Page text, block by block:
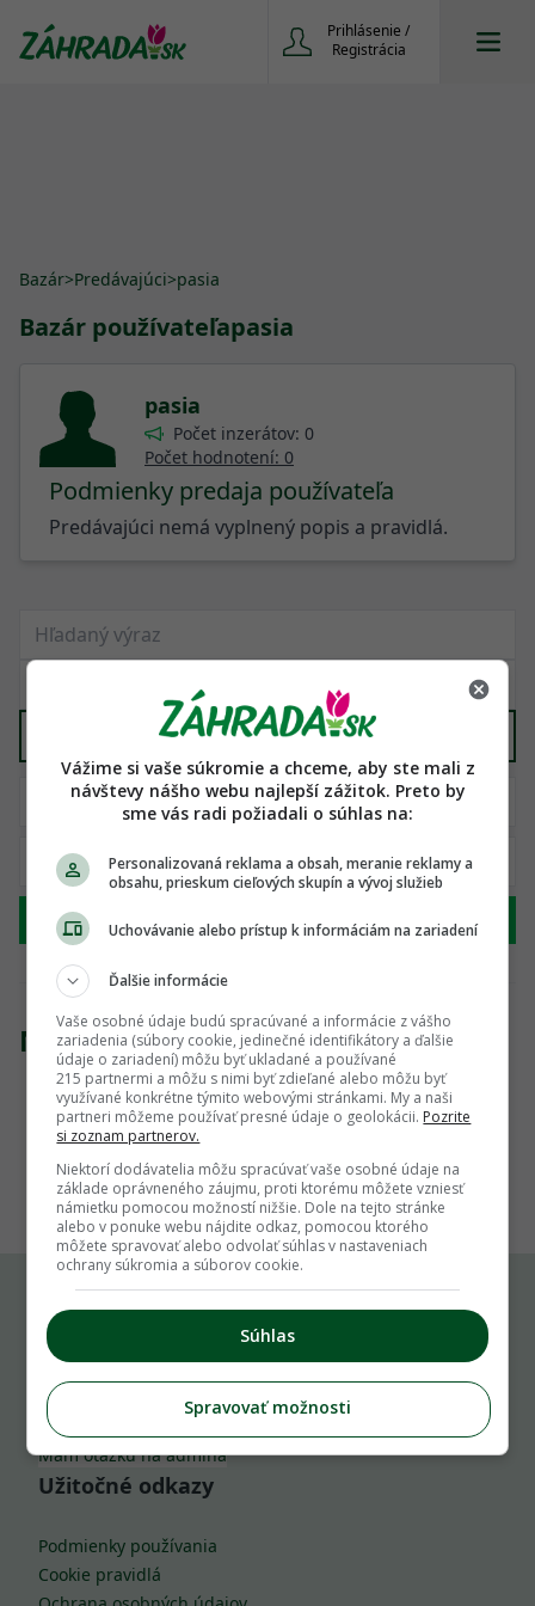
Prihlásenie /
Registrácia
Bazár>Predávajúci>pasia
Bazár používateľapasia
pasia
Počet inzerátov: 0
Počet hodnotení: 0
Podmienky predaja používateľa
Predávajúci nemá vyplnený popis a pravidlá.
Záhradná technika
Hľadať
Nenašli sme žiadny produkt
1
Komu môžeš napísať
info@zahrada.sk
Nahlás chybu
Mám otázku na admina
Užitočné odkazy
Podmienky používania
Cookie pravidlá
Vážime si vaše súkromie a chceme, aby ste mali z
návštevy nášho webu najlepší zážitok. Preto by
sme vás radi požiadali o súhlas na:
Personalizovaná reklama a obsah, meranie reklamy a
obsahu, prieskum cieľových skupín a vývoj služieb
Uchovávanie alebo prístup k informáciám na zariadení
Ďalšie informácie
Vaše osobné údaje budú spracúvané a informácie z vášho
zariadenia (súbory cookie, jedinečné identifikátory a ďalšie
údaje o zariadení) môžu byť ukladané a používané
215 partnermi a môžu s nimi byť zdieľané alebo môžu byť
využívané konkrétne týmito webovými stránkami. My a naši
partneri môžeme používať presné údaje o geolokácii. Pozrite
si zoznam partnerov.
Niektorí dodávatelia môžu spracúvať vaše osobné údaje na
základe oprávneného záujmu, proti ktorému môžete vzniesť
námietku pomocou možností nižšie. Dole na tejto stránke
alebo v ponuke webu nájdite odkaz, pomocou ktorého
môžete spravovať alebo odvolať súhlas v nastaveniach
ochrany súkromia a súborov cookie.
Súhlas
Spravovať možnosti